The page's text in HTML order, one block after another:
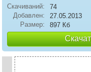
Скачиваний:
74
Добавлен:
27.05.2013
Размер:
897 Кб